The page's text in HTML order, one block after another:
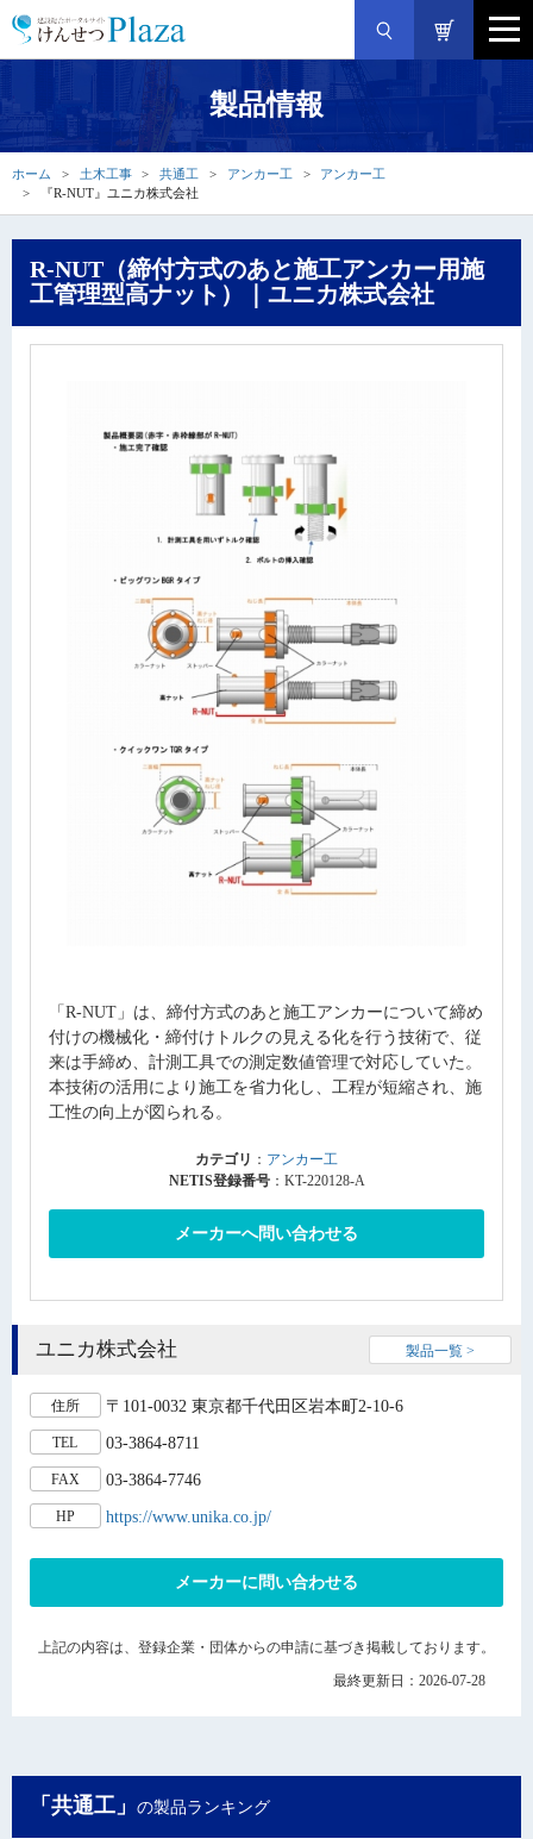
製品情報
ホーム 土木工事 共通工 アンカー工
アンカー工
『R-NUT』ユニカ株式会社
R-NUT（締付方式のあと施工アンカー用施
工管理型高ナット）｜ユニカ株式会社
「R-NUT」は、締付方式のあと施工アンカーについて締め
付けの機械化・締付けトルクの見える化を行う技術で、従
来は手締め、計測工具での測定数値管理で対応していた。
本技術の活用により施工を省力化し、工程が短縮され、施
工性の向上が図られる。
カテゴリ ： アンカー工
NETIS登録番号：KT-220128-A
メーカーへ問い合わせる
ユニカ株式会社 製品一覧 >
住所 〒101-0032 東京都千代田区岩本町2-10-6
TEL 03-3864-8711
FAX 03-3864-7746
HP https://www.unika.co.jp/
メーカーに問い合わせる
上記の内容は、登録企業・団体からの申請に基づき掲載しております。
最終更新日：2026-07-28
「共通工」 の製品ランキング